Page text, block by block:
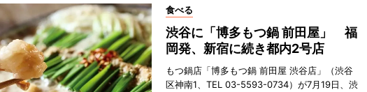
食べる
渋谷に「博多もつ鍋 前田屋」 福
岡発、新宿に続き都内2号店
もつ鍋店「博多もつ鍋 前田屋 渋谷店」（渋谷
区神南1、TEL 03-5593-0734）が7月19日、渋